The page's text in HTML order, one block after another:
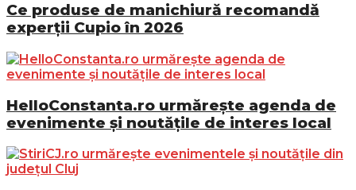
Ce produse de manichiură recomandă
experții Cupio în 2026
HelloConstanta.ro urmărește agenda de
evenimente și noutățile de interes local